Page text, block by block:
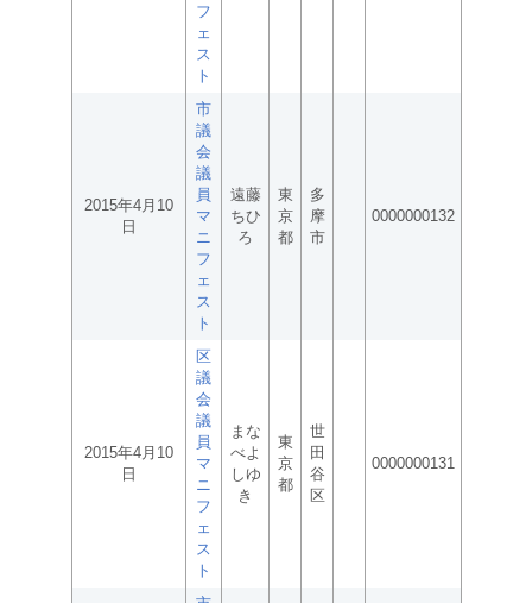
フ
ェ
ス
ト
2015年4月10
日
市
議
会
議
員
マ
ニ
フ
ェ
ス
ト
遠藤
ちひ
ろ
東
京
都
多
摩
市
0000000132
2015年4月10
日
区
議
会
議
員
マ
ニ
フ
ェ
ス
ト
まな
べよ
しゆ
き
東
京
都
世
田
谷
区
0000000131